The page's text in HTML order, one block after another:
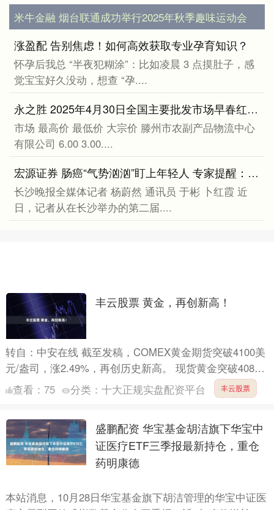
米牛金融 烟台联通成功举行2025年秋季趣味运动会
涨盈配 告别焦虑！如何高效获取专业孕育知识？
怀孕后我总 “半夜犯糊涂”：比如凌晨 3 点摸肚子，感
觉宝宝好久没动，想查 “孕....
永之胜 2025年4月30日全国主要批发市场早春红玉瓜价格行情
市场 最高价 最低价 大宗价 滕州市农副产品物流中心
有限公司 6.00 3.00....
宏源证券 肠癌“气势汹汹”盯上年轻人 专家提醒：消化道疾病多在于“病从口入”
长沙晚报全媒体记者 杨蔚然 通讯员 于彬 卜红霞 近
日，记者从在长沙举办的第二届....
丰云股票 黄金，再创新高！
转自：中安在线 截至发稿，COMEX黄金期货突破4100美
元/盎司，涨2.49%，再创历史新高。 现货黄金突破4080
美元/盎司，再创历史新高。 来源 ：第一财....
查看： 75 分类： 十大正规实盘配资平台 丰云股票
盛鹏配资 华宝基金胡洁旗下华宝中
证医疗ETF三季报最新持仓，重仓
药明康德
本站消息，10月28日华宝基金旗下胡洁管理的华宝中证医